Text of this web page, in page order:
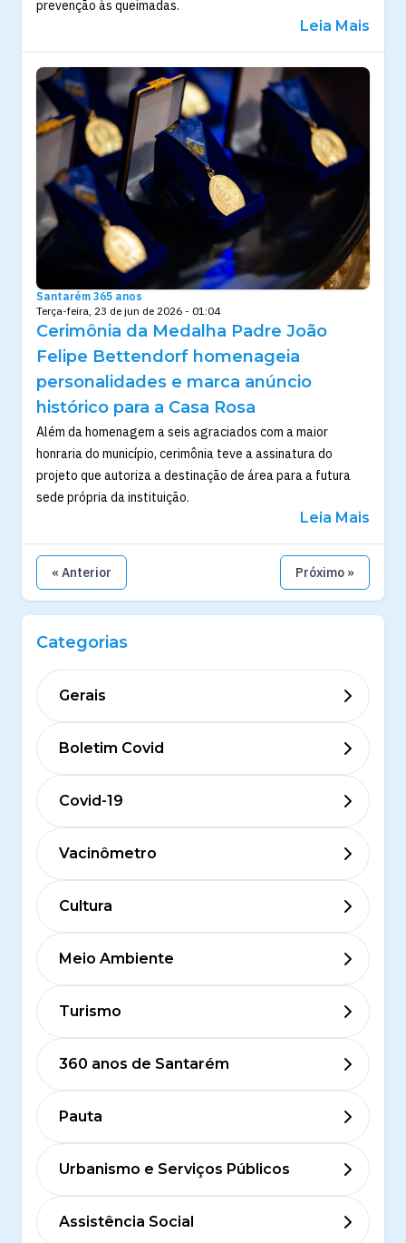
prevenção às queimadas.
Leia Mais
Santarém 365 anos
Terça-feira, 23 de jun de 2026 - 01:04
Cerimônia da Medalha Padre João
Felipe Bettendorf homenageia
personalidades e marca anúncio
histórico para a Casa Rosa
Além da homenagem a seis agraciados com a maior
honraria do município, cerimônia teve a assinatura do
projeto que autoriza a destinação de área para a futura
sede própria da instituição.
Leia Mais
« Anterior Próximo »
Categorias
Gerais
Boletim Covid
Covid-19
Vacinômetro
Cultura
Meio Ambiente
Turismo
360 anos de Santarém
Pauta
Urbanismo e Serviços Públicos
Assistência Social